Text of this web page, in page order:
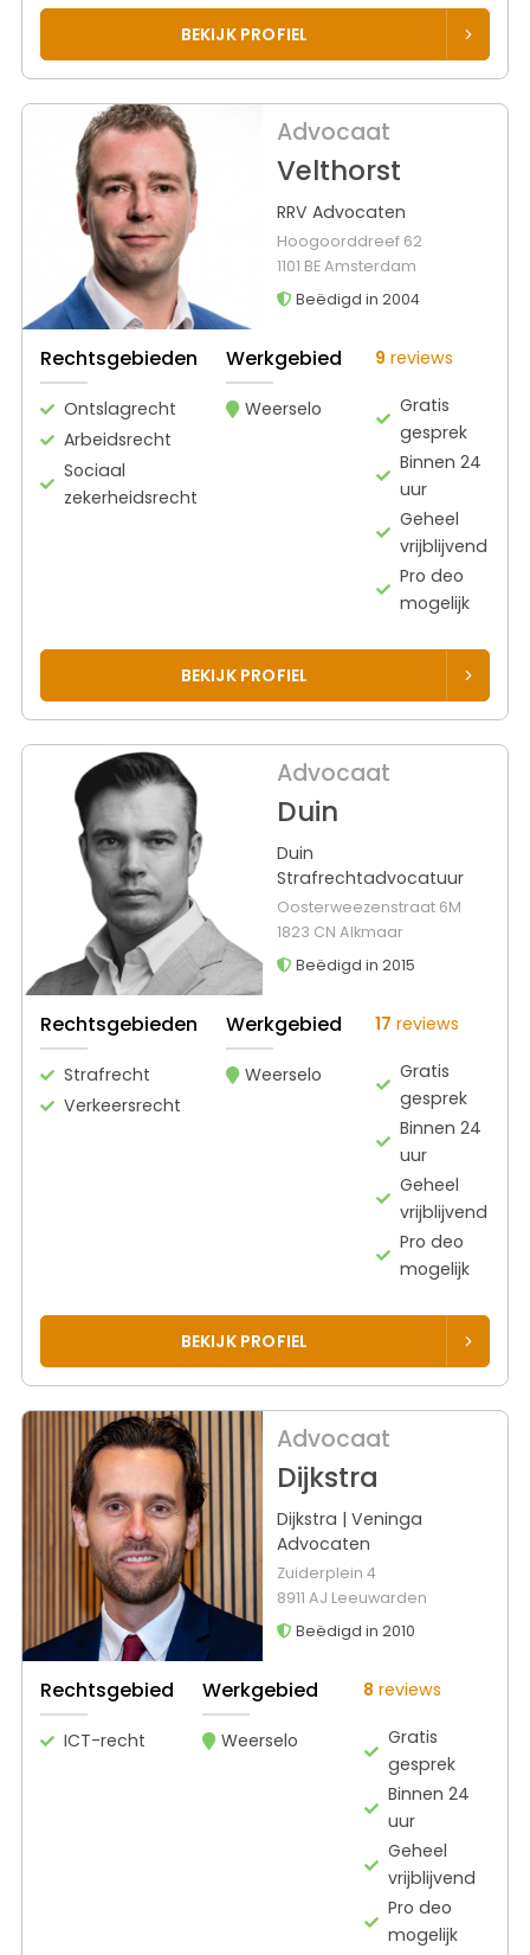
BEKIJK PROFIEL
Advocaat
Velthorst
RRV Advocaten
Hoogoorddreef 62
1101 BE Amsterdam
Beëdigd in 2004
Rechtsgebieden
Ontslagrecht
Arbeidsrecht
Sociaal
zekerheidsrecht
Werkgebied
Weerselo
9 reviews
Gratis
gesprek
Binnen 24
uur
Geheel
vrijblijvend
Pro deo
mogelijk
BEKIJK PROFIEL
Advocaat
Duin
Duin
Strafrechtadvocatuur
Oosterweezenstraat 6M
1823 CN Alkmaar
Beëdigd in 2015
Rechtsgebieden
Strafrecht
Verkeersrecht
Werkgebied
Weerselo
17 reviews
Gratis
gesprek
Binnen 24
uur
Geheel
vrijblijvend
Pro deo
mogelijk
BEKIJK PROFIEL
Advocaat
Dijkstra
Dijkstra | Veninga
Advocaten
Zuiderplein 4
8911 AJ Leeuwarden
Beëdigd in 2010
Rechtsgebied
ICT-recht
Werkgebied
Weerselo
8 reviews
Gratis
gesprek
Binnen 24
uur
Geheel
vrijblijvend
Pro deo
mogelijk